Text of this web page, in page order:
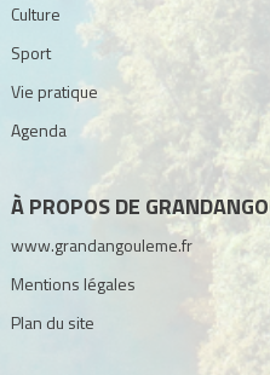
Culture
Sport
Vie pratique
Agenda
À PROPOS DE
www.grandangouleme.fr
Mentions légales
Plan du site